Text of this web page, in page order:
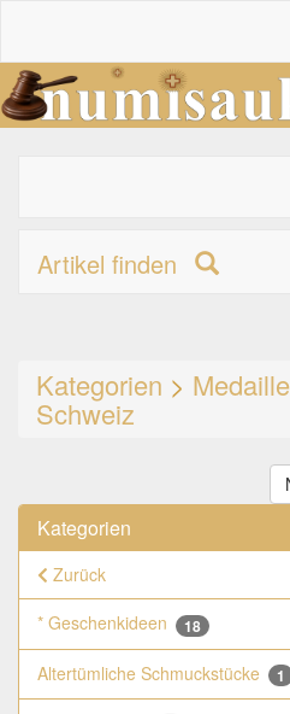
Artikel finden
Kategorien >
Schweiz
Kategorien
Zurück
* Geschenkideen
18
Altertümliche Schmuckstücke 1